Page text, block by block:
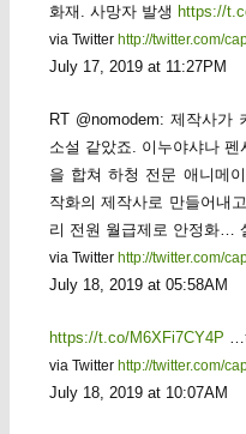
화재. 사망자 발생 https://
via Twitter http://twitter.com/
July 17, 2019 at 11:27PM
RT @nomodem: 제작사가
소설 같았죠. 이누야샤나
을 합쳐 하청 전문 애니메
작화의 제작사로 만들어내
리 전원 월급제로 안정화…
via Twitter http://twitter.com/
July 18, 2019 at 05:58AM
https://t.co/M6XFi7CY4P …
via Twitter http://twitter.com/
July 18, 2019 at 10:07AM